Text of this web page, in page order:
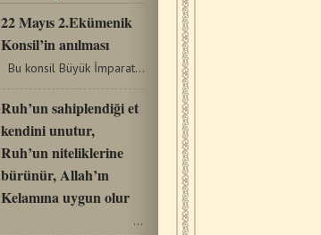
22 Mayıs 2.Ekümenik
Konsil’in anılması
Bu konsil Büyük İmparator Theodosyus tarafından öncelikli…
Ruh’un sahiplendiği et
kendini unutur,
Ruh’un niteliklerine
bürünür, Allah’ın
Kelamına uygun olur
…